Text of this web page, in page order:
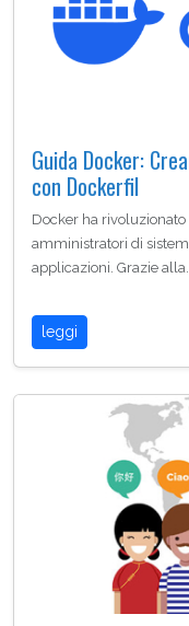
Guida Docker:
con Dockerfil
Docker ha
amministratori di
applicazioni. Grazie alla…
leggi